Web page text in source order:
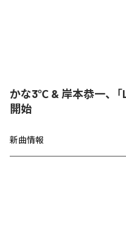
かな3℃ & 岸本恭一、「
開始
新曲情報